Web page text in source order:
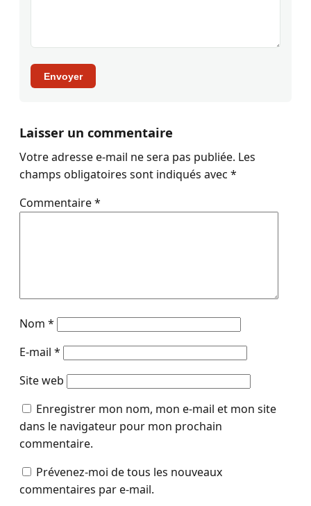
Envoyer
Laisser un commentaire
Votre adresse e-mail ne sera pas publiée. Les
champs obligatoires sont indiqués avec *
Commentaire*
Nom *
E-mail *
Site web
Enregistrer mon nom, mon e-mail et mon site
dans le navigateur pour mon prochain
commentaire.
Prévenez-moi de tous les nouveaux
commentaires par e-mail.